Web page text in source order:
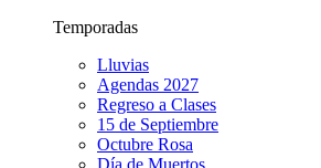
Temporadas
Lluvias
Agendas 2027
Regreso a Clases
15 de Septiembre
Octubre Rosa
Día de Muertos